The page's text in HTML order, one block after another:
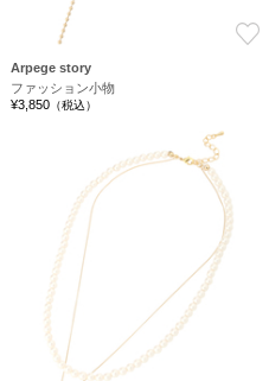
お気に入り
Arpege story
ファッション小物
¥3,850 （税込）